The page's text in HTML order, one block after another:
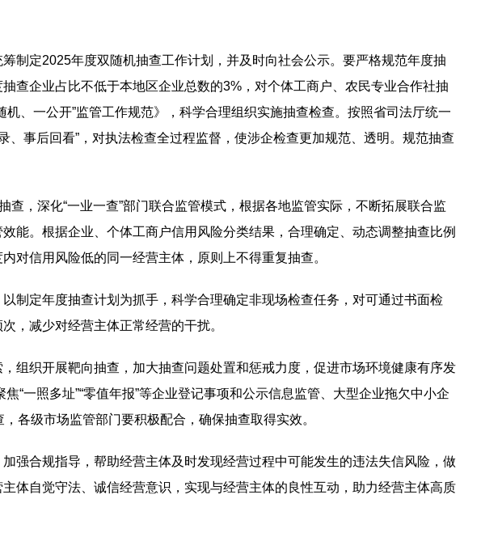
制定2025年度双随机抽查工作计划，并及时向社会公示。要严格规范年度抽
查企业占比不低于本地区企业总数的3%，对个体工商户、农民专业合作社抽
、一公开”监管工作规范》，科学合理组织实施抽查检查。按照省司法厅统一
、事后回看”，对执法检查全过程监督，使涉企检查更加规范、透明。规范抽查
查，深化“一业一查”部门联合监管模式，根据各地监管实际，不断拓展联合监
能。根据企业、个体工商户信用风险分类结果，合理确定、动态调整抽查比例
对信用风险低的同一经营主体，原则上不得重复抽查。
制定年度抽查计划为抓手，科学合理确定非现场检查任务，对可通过书面检
，减少对经营主体正常经营的干扰。
组织开展靶向抽查，加大抽查问题处置和惩戒力度，促进市场环境健康有序发
一照多址”“零值年报”等企业登记事项和公示信息监管、大型企业拖欠中小企
各级市场监管部门要积极配合，确保抽查取得实效。
强合规指导，帮助经营主体及时发现经营过程中可能发生的违法失信风险，做
体自觉守法、诚信经营意识，实现与经营主体的良性互动，助力经营主体高质